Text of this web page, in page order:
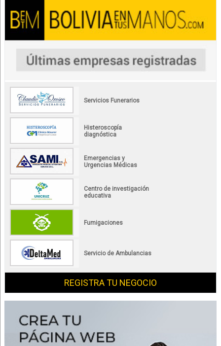
Servicios Funerarios
Histeroscopía
diagnóstica
Emergencias y
Urgencias Médicas
Centro de investigación
educativa
Fumigaciones
Servicio de Ambulancias
REGISTRA TU NEGOCIO